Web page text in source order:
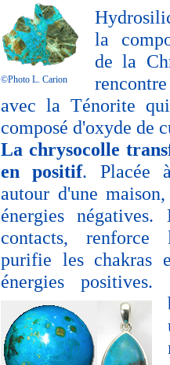
©Photo L. Carion
la
de la
avec la Ténorite
composé d'oxyde de
La chrysocolle
en positif. Placée
autour d'une
énergies
contacts, renforce
purifie les chakras
énergies positives.